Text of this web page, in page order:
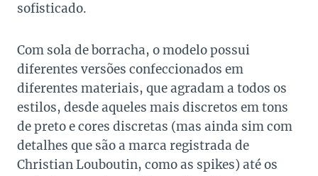
sofisticado.
Com sola de borracha, o modelo possui
diferentes versões confeccionados em
diferentes materiais, que agradam a todos os
estilos, desde aqueles mais discretos em tons
de preto e cores discretas (mas ainda sim com
detalhes que são a marca registrada de
Christian Louboutin, como as spikes) até os